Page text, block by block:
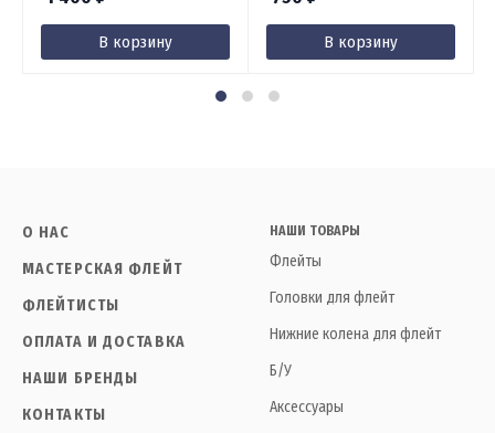
В корзину В корзину
О НАС
МАСТЕРСКАЯ ФЛЕЙТ
ФЛЕЙТИСТЫ
ОПЛАТА И ДОСТАВКА
НАШИ БРЕНДЫ
КОНТАКТЫ
НАШИ ТОВАРЫ
Флейты
Головки для флейт
Нижние колена для флейт
Б/У
Аксессуары